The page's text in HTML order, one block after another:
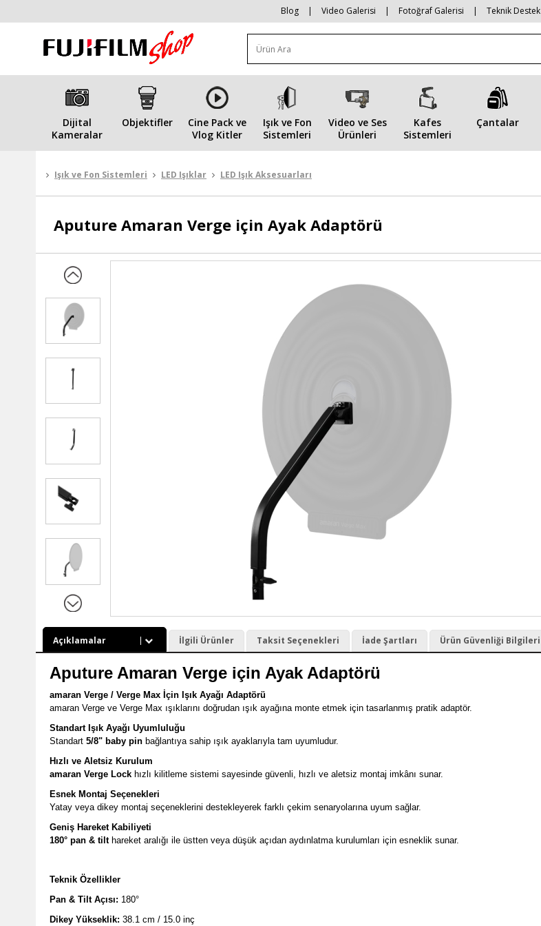
Blog | Video Galerisi | Fotoğraf Galerisi | Teknik Destek
Dijital
Kameralar
Objektifler
Cine Pack ve
Vlog Kitler
Işık ve Fon
Sistemleri
Video ve Ses
Ürünleri
Kafes
Sistemleri
Çantalar
Işık ve Fon Sistemleri LED Işıklar LED Işık Aksesuarları
Aputure Amaran Verge için Ayak Adaptörü
Açıklamalar İlgili Ürünler Taksit Seçenekleri İade Şartları Ürün Güvenliği Bilgileri
Aputure Amaran Verge için Ayak Adaptörü
amaran Verge / Verge Max İçin Işık Ayağı Adaptörü
amaran Verge ve Verge Max ışıklarını doğrudan ışık ayağına monte etmek için tasarlanmış pratik adaptör.
Standart Işık Ayağı Uyumluluğu
Standart 5/8" baby pin bağlantıya sahip ışık ayaklarıyla tam uyumludur.
Hızlı ve Aletsiz Kurulum
amaran Verge Lock hızlı kilitleme sistemi sayesinde güvenli, hızlı ve aletsiz montaj imkânı sunar.
Esnek Montaj Seçenekleri
Yatay veya dikey montaj seçeneklerini destekleyerek farklı çekim senaryolarına uyum sağlar.
Geniş Hareket Kabiliyeti
180° pan & tilt hareket aralığı ile üstten veya düşük açıdan aydınlatma kurulumları için esneklik sunar.
Teknik Özellikler
Pan & Tilt Açısı: 180°
Dikey Yükseklik: 38.1 cm / 15.0 inç